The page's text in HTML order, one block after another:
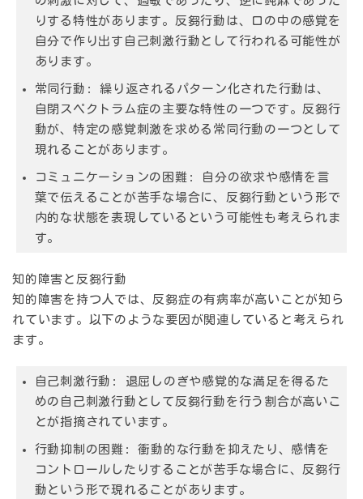
りする特性があります。反芻行動は、口の中の感覚を
自分で作り出す自己刺激行動として行われる可能性が
あります。
常同行動 : 繰り返されるパターン化された行動は、
自閉スペクトラム症の主要な特性の一つです。反芻行
動が、特定の感覚刺激を求める常同行動の一つとして
現れることがあります。
コミュニケーションの困難 : 自分の欲求や感情を言
葉で伝えることが苦手な場合に、反芻行動という形で
内的な状態を表現しているという可能性も考えられま
す。
知的障害と反芻行動
知的障害を持つ人では、反芻症の有病率が高いことが知ら
れています。以下のような要因が関連していると考えられ
ます。
自己刺激行動 : 退屈しのぎや感覚的な満足を得るた
めの自己刺激行動として反芻行動を行う割合が高いこ
とが指摘されています。
行動抑制の困難 : 衝動的な行動を抑えたり、感情を
コントロールしたりすることが苦手な場合に、反芻行
動という形で現れることがあります。